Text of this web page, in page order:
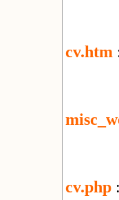
cv.htm
cv.php